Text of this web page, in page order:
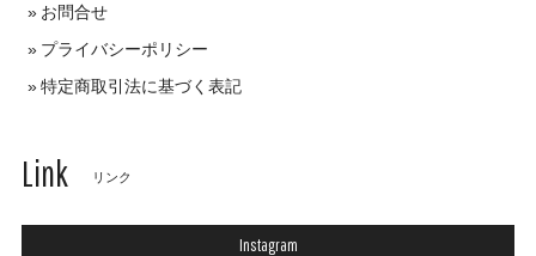
お問合せ
プライバシーポリシー
特定商取引法に基づく表記
Link リンク
Instagram